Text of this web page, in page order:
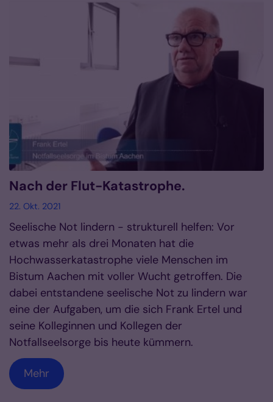
Nach der Flut-Katastrophe.
22. Okt. 2021
Seelische Not lindern - strukturell helfen: Vor
etwas mehr als drei Monaten hat die
Hochwasserkatastrophe viele Menschen im
Bistum Aachen mit voller Wucht getroffen. Die
dabei entstandene seelische Not zu lindern war
eine der Aufgaben, um die sich Frank Ertel und
seine Kolleginnen und Kollegen der
Notfallseelsorge bis heute kümmern.
Mehr